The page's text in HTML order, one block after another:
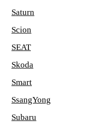
Saturn
Scion
SEAT
Skoda
Smart
SsangYong
Subaru